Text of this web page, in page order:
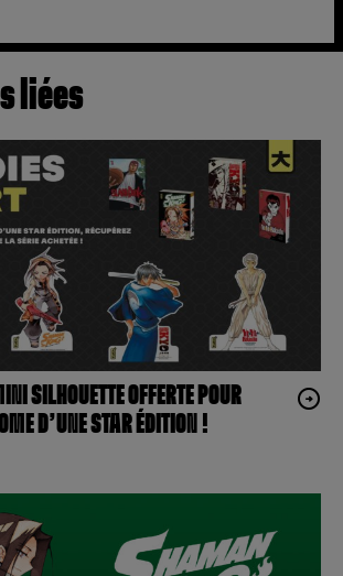
liées
SILHOUETTE OFFERTE POUR
D’UNE STAR ÉDITION !